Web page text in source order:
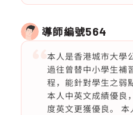
導師編號564
本人是香港城市大學
過往曾替中小學生補
程，能針對學生之弱
本人中英文成績優良
度英文更獲優良。